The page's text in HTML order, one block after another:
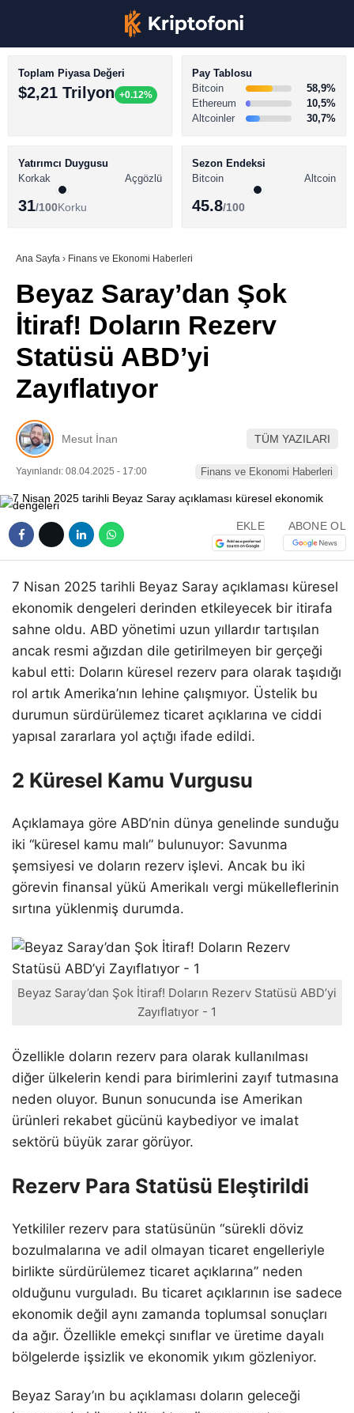
Youtube
TikTok
BİTCOİN HABERLERİ
ALTCOİN HABERLERİ
SÖZLÜK
Toplam Piyasa Değeri
$2,21 Trilyon +0.12%
Pay Tablosu
Bitcoin
58,9%
Ethereum
10,5%
Altcoinler
30,7%
Yatırımcı Duygusu
Korkak
Açgözlü
31/100Korku
Sezon Endeksi
Bitcoin
Altcoin
45.8/100
Ana Sayfa › Finans ve Ekonomi Haberleri
Beyaz Saray’dan Şok
İtiraf! Doların Rezerv
Statüsü ABD’yi
Zayıflatıyor
Mesut İnan TÜM YAZILARI
Yayınlandı: 08.04.2025 - 17:00 Finans ve Ekonomi Haberleri
EKLE ABONE OL
7 Nisan 2025 tarihli Beyaz Saray açıklaması küresel
ekonomik dengeleri derinden etkileyecek bir itirafa
sahne oldu. ABD yönetimi uzun yıllardır tartışılan
ancak resmi ağızdan dile getirilmeyen bir gerçeği
kabul etti: Doların küresel rezerv para olarak taşıdığı
rol artık Amerika’nın lehine çalışmıyor. Üstelik bu
durumun sürdürülemez ticaret açıklarına ve ciddi
yapısal zararlara yol açtığı ifade edildi.
2 Küresel Kamu Vurgusu
Açıklamaya göre ABD’nin dünya genelinde sunduğu
iki “küresel kamu malı” bulunuyor: Savunma
şemsiyesi ve doların rezerv işlevi. Ancak bu iki
görevin finansal yükü Amerikalı vergi mükelleflerinin
sırtına yüklenmiş durumda.
Beyaz Saray’dan Şok İtiraf! Doların Rezerv Statüsü ABD’yi
Zayıflatıyor - 1
Özellikle doların rezerv para olarak kullanılması
diğer ülkelerin kendi para birimlerini zayıf tutmasına
neden oluyor. Bunun sonucunda ise Amerikan
ürünleri rekabet gücünü kaybediyor ve imalat
sektörü büyük zarar görüyor.
Rezerv Para Statüsü Eleştirildi
Yetkililer rezerv para statüsünün “sürekli döviz
bozulmalarına ve adil olmayan ticaret engelleriyle
birlikte sürdürülemez ticaret açıklarına” neden
olduğunu vurguladı. Bu ticaret açıklarının ise sadece
ekonomik değil aynı zamanda toplumsal sonuçları
da ağır. Özellikle emekçi sınıflar ve üretime dayalı
bölgelerde işsizlik ve ekonomik yıkım gözleniyor.
Beyaz Saray’ın bu açıklaması doların geleceği